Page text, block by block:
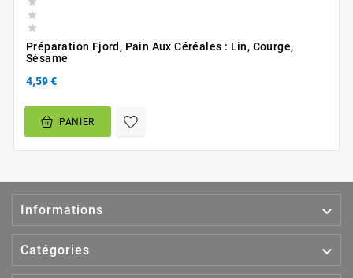


Préparation Fjord, Pain Aux Céréales : Lin, Courge,
Sésame
4,59 €
PANIER
Informations 
Catégories 